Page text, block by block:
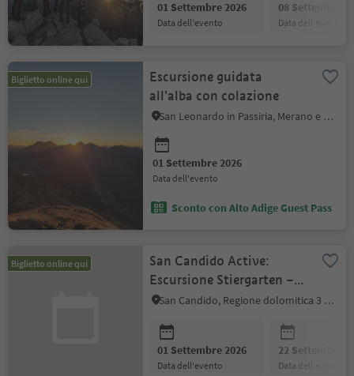
01 Settembre 2026
data dell'evento
08 Settembre
data dell'evento
Biglietto online qui
Escursione guidata
all'alba con colazione
San Leonardo in Passiria, Merano e dintorni
01 Settembre 2026
data dell'evento
Sconto con Alto Adige Guest Pass
Biglietto online qui
San Candido Active:
Escursione Stiergarten –
Malghe di Sesto – Passo
San Candido, Regione dolomitica 3 Cime
01 Settembre 2026
data dell'evento
22 Settembre
data dell'evento